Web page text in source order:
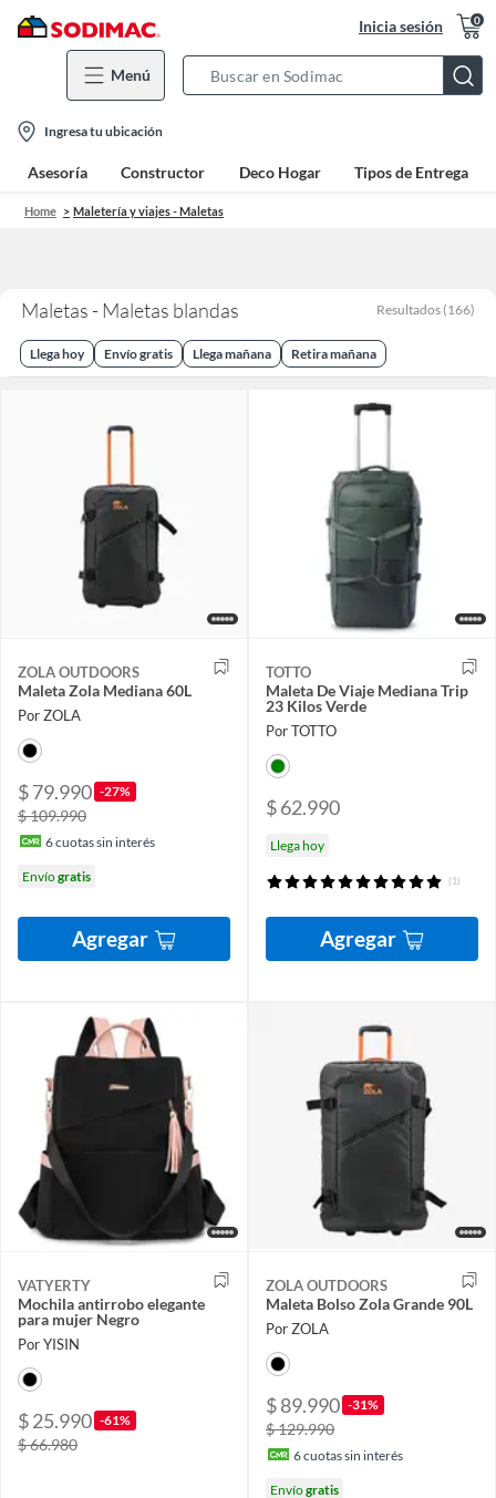
Inicia sesión 0
Menú
Bar
location-
icon
Ingresa tu ubicación
Asesoría Constructor Deco Hogar Tipos de Entrega
Home Maletería y viajes - Maletas
Maletas - Maletas blandas Resultados (166)
Llega hoy Envío gratis Llega mañana Retira mañana
ZOLA OUTDOORS
Maleta Zola Mediana 60L
Por ZOLA
$ 79.990 -27%
$ 109.990
6cuotas sin interés
Envíogratis
Agregar
TOTTO
Maleta De Viaje Mediana Trip
23 Kilos Verde
Por TOTTO
$ 62.990
Llega hoy
(1)
Agregar
VATYERTY
Mochila antirrobo elegante
para mujer Negro
Por YISIN
$ 25.990 -61%
$ 66.980
ZOLA OUTDOORS
Maleta Bolso Zola Grande 90L
Por ZOLA
$ 89.990 -31%
$ 129.990
6cuotas sin interés
Envíogratis